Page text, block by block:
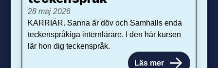
28 maj 2026
KARRIÄR. Sanna är döv och Samhalls enda
teckenspråkiga internlärare. I den här kursen
lär hon dig teckenspråk.
Läs mer